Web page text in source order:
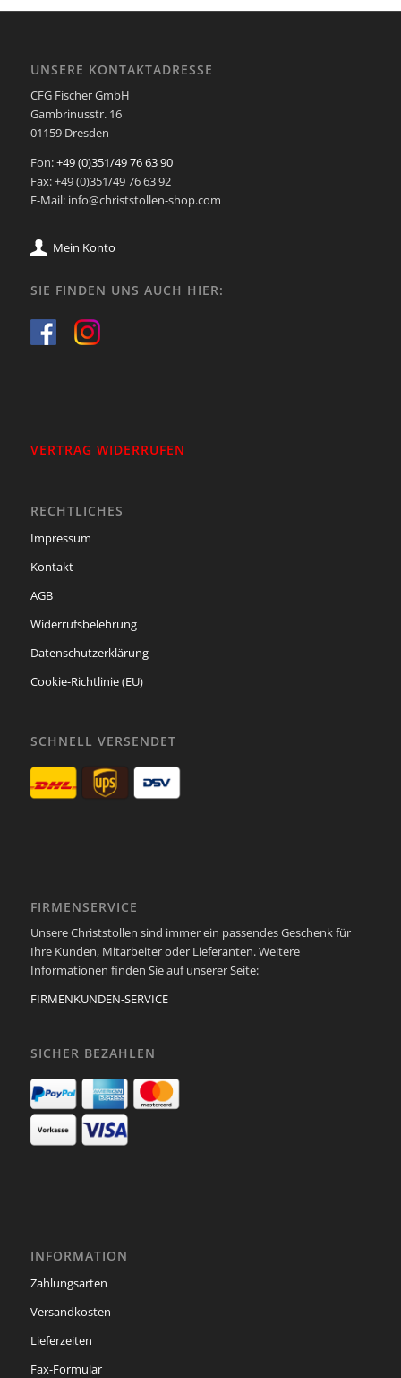
UNSERE KONTAKTADRESSE
CFG Fischer GmbH
Gambrinusstr. 16
01159 Dresden
Fon:+49 (0)351/49 76 63 90
Fax: +49 (0)351/49 76 63 92
E-Mail: info@christstollen-shop.com
Mein Konto
SIE FINDEN UNS AUCH HIER:
VERTRAG WIDERRUFEN
RECHTLICHES
Impressum
Kontakt
AGB
Widerrufsbelehrung
Datenschutzerklärung
Cookie-Richtlinie (EU)
SCHNELL VERSENDET
FIRMENSERVICE
Unsere Christstollen sind immer ein passendes Geschenk für
Ihre Kunden, Mitarbeiter oder Lieferanten. Weitere
Informationen finden Sie auf unserer Seite:
FIRMENKUNDEN-SERVICE
SICHER BEZAHLEN
INFORMATION
Zahlungsarten
Versandkosten
Lieferzeiten
Fax-Formular